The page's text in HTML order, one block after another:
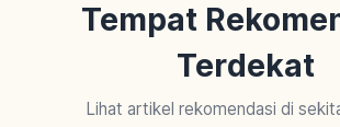
Tempat
Terdekat
Lihat artikel rekomendasi di